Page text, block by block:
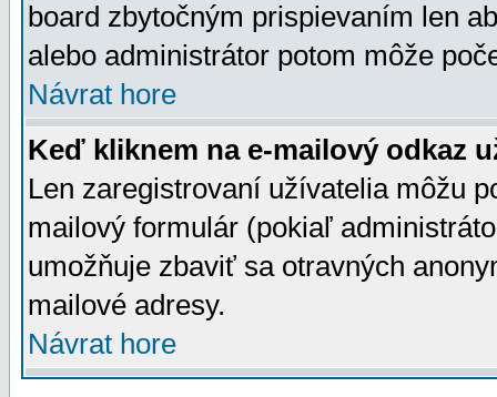
board zbytočným prispievaním len
alebo administrátor potom môže
Návrat hore
Keď kliknem na e-mailový odkaz
Len zaregistrovaní užívatelia môžu
mailový formulár (pokiaľ
umožňuje zbaviť sa otravných
mailové adresy.
Návrat hore